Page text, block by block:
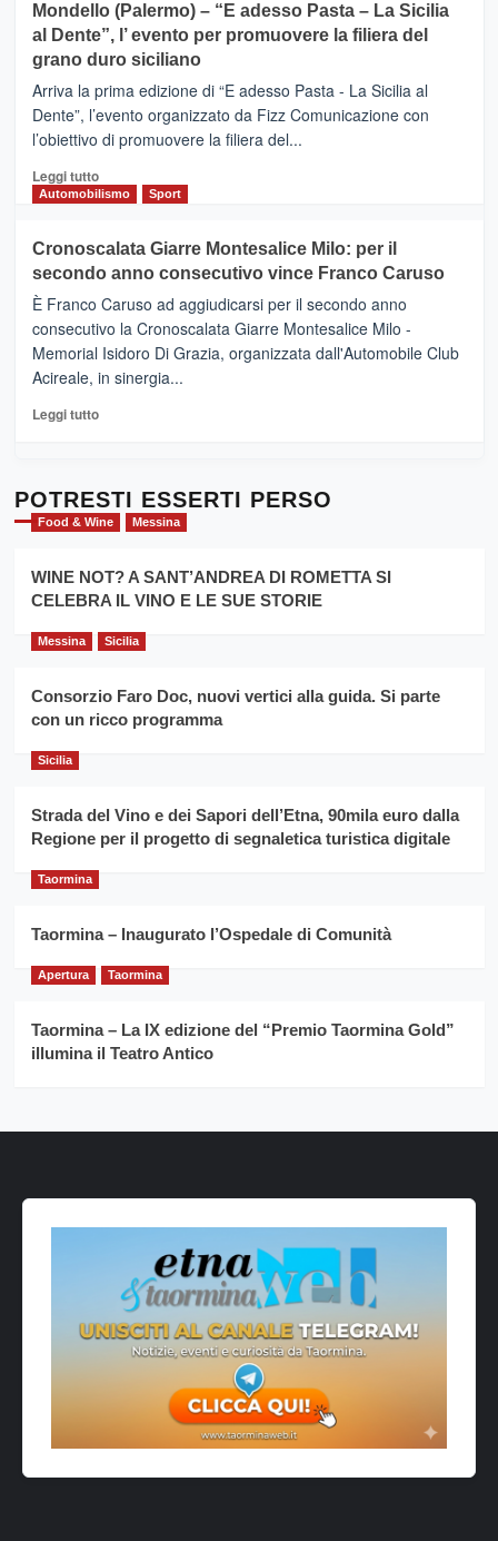
e
messaggi
di
CASTIGLIONE
DI
SICILIA
(Ct)
–
Il
Borgo
Gusto,
il
tra
sapori
vicoli
medievali
Mondello (Palermo) – “E adesso Pasta – La Sicilia
al Dente”, l’ evento per promuovere la filiera del
grano duro siciliano
Arriva la prima edizione di “E adesso Pasta - La Sicilia al
Dente”, l’evento organizzato da Fizz Comunicazione con
l’obiettivo di promuovere la filiera del...
Leggi tuttoLeggi
di
Mondello
(Palermo)
–
“E
adesso
Pasta
–
Sicilia
l’
evento
per
la
filiera
grano
Automobilismo Sport
Cronoscalata Giarre Montesalice Milo: per il
secondo anno consecutivo vince Franco Caruso
È Franco Caruso ad aggiudicarsi per il secondo anno
consecutivo la Cronoscalata Giarre Montesalice Milo -
Memorial Isidoro Di Grazia, organizzata dall'Automobile Club
Acireale, in sinergia...
Leggi tuttoLeggi
Cronoscalata
Giarre
Montesalice
per
il
anno
Franco
Caruso
POTRESTI ESSERTI PERSO
Food & Wine Messina
WINE NOT? A SANT’ANDREA DI ROMETTA SI
CELEBRA IL VINO E LE SUE STORIE
Messina Sicilia
Consorzio Faro Doc, nuovi vertici alla guida. Si parte
con un ricco programma
Sicilia
Strada del Vino e dei Sapori dell’Etna, 90mila euro dalla
Regione per il progetto di segnaletica turistica digitale
Taormina
Taormina – Inaugurato l’Ospedale di Comunità
Apertura Taormina
Taormina – La IX edizione del “Premio Taormina Gold”
illumina il Teatro Antico